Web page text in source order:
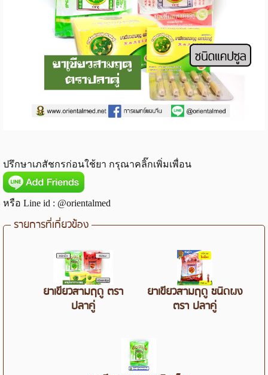
ปรึกษาเภสัชกรก่อนใช้ยา กรุณาคลิ๊กเพิ่มเพื่อน
หรือ Line id : @orientalmed
รายการที่เกี่ยวข้อง
ยาเขียวสามฤดู ตรา
ปลาคู่
ยาเขียวสามฤดู ชนิดผง
ตรา ปลาคู่